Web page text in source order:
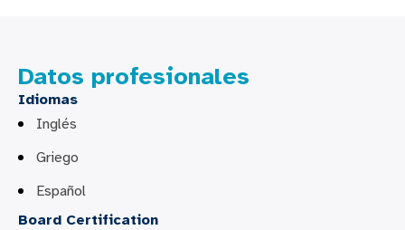
Datos profesionales
Idiomas
Inglés
Griego
Español
Board Certification